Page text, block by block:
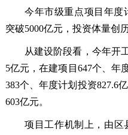
今年市级重点项目年度
突破5000亿元，投资体量创
从建设阶段看，今年开
5亿元，在建项目647个、年
383个、年度计划投资827.6
603亿元。
项目工作机制上，由区